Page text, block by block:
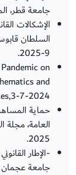
جامعة قطر، المجلد 14، العدد
الإشكالات
9-2025.
on
and
7-2024.
حماية
2025.
-الإطار
جامعة عجمان